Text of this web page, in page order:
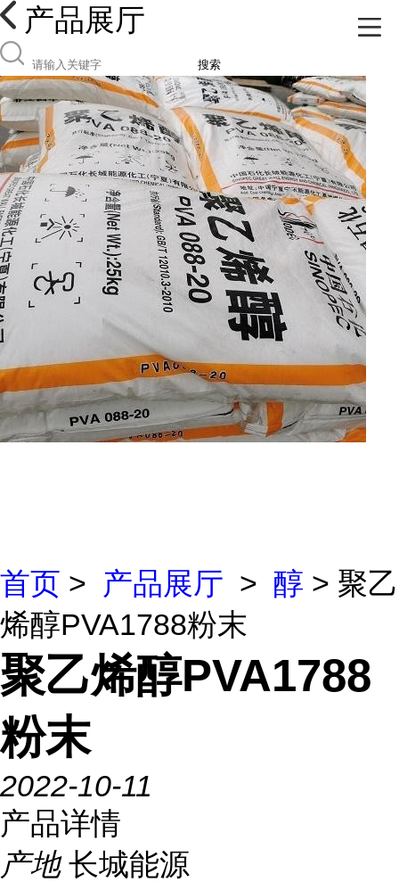
产品展厅
搜索
首页 > 产品展厅 > 醇 > 聚乙
烯醇PVA1788粉末
聚乙烯醇PVA1788
粉末
2022-10-11
产品详情
产地 长城能源